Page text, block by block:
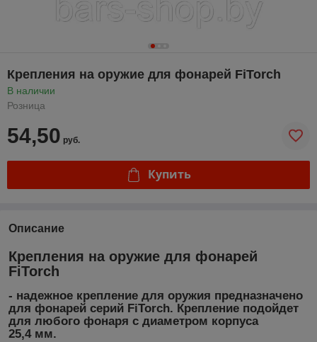
Крепления на оружие для фонарей FiTorch
В наличии
Розница
54,50 руб.
Купить
Описание
Крепления на оружие для фонарей
FiTorch
- надежное крепление для оружия предназначено
для фонарей серий FiTorch. Крепление подойдет
для любого фонаря с диаметром корпуса
25,4 мм.